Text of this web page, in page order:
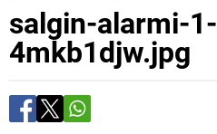
salgin-alarmi-1-
4mkb1djw.jpg